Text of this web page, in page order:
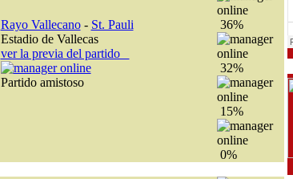
Rayo Vallecano- St. Pauli
Estadio de Vallecas
ver la previa del partido
Partido amistoso
36%
32%
15%
0%